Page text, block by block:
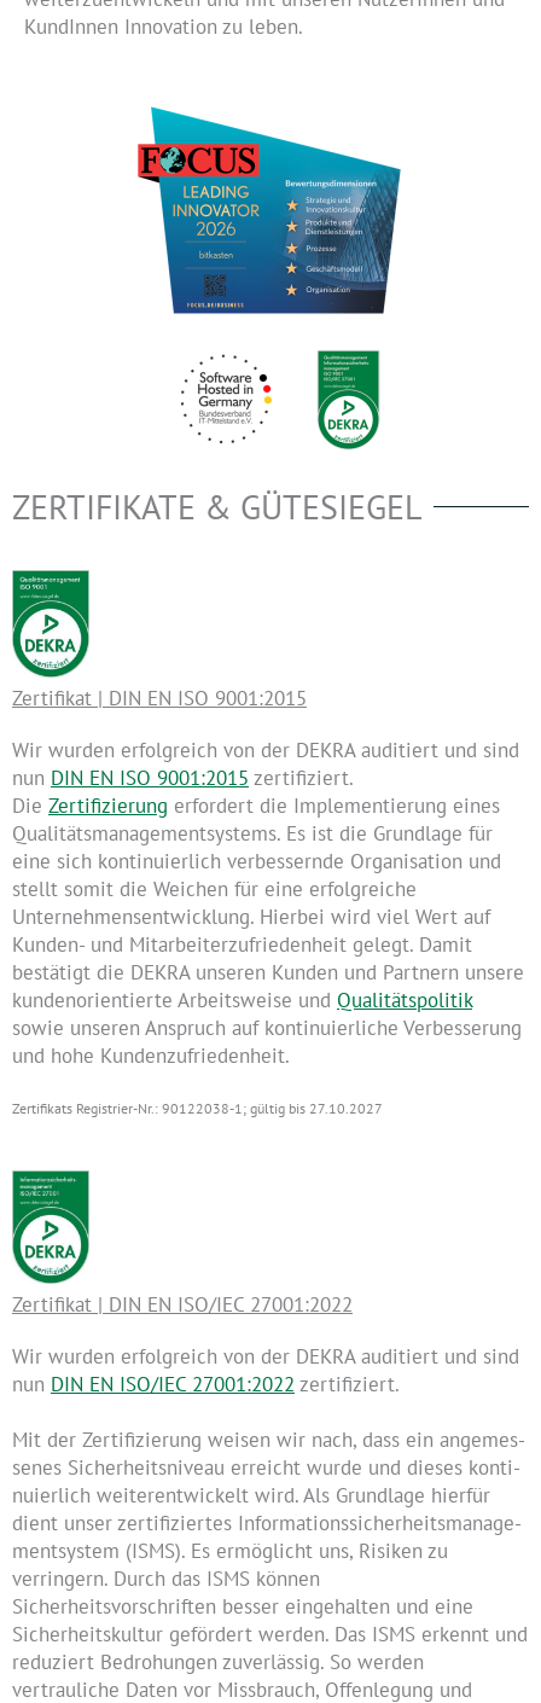
KundInnen Innovation zu leben.
ZERTIFIKATE & GÜTESIEGEL
Zertifikat | DIN EN ISO 9001:2015
Wir wurden erfolgreich von der DEKRA auditiert und sind
nun DIN EN ISO 9001:2015 zertifiziert.
Die Zertifizierung erfordert die Implementierung eines
Qualitätsmanagementsystems. Es ist die Grundlage für
eine sich kontinuierlich verbessernde Organisation und
stellt somit die Weichen für eine erfolgreiche
Unternehmensentwicklung. Hierbei wird viel Wert auf
Kunden- und Mitarbeiterzufriedenheit gelegt. Damit
bestätigt die DEKRA unseren Kunden und Partnern unsere
kundenorientierte Arbeitsweise und Qualitätspolitik
sowie unseren Anspruch auf kontinuierliche Verbesserung
und hohe Kundenzufriedenheit.
Zertifikats Registrier-Nr.: 90122038-1; gültig bis 27.10.2027
Zertifikat | DIN EN ISO/IEC 27001:2022
Wir wurden erfolgreich von der DEKRA auditiert und sind
nun DIN EN ISO/IEC 27001:2022 zertifiziert.
Mit der Zertifizierung weisen wir nach, dass ein an­ge­mes­
se­nes Si­cher­heits­ni­veau er­reicht wurde und die­ses kon­ti­
nu­ier­lich wei­ter­ent­wi­ckelt wird. Als Grundlage hierfür
dient unser zertifiziertes In­for­ma­ti­ons­si­cher­heits­ma­nage­
mentsystem (ISMS). Es ermöglicht uns, Risiken zu
verringern. Durch das ISMS können
Sicherheitsvorschriften besser eingehalten und eine
Sicherheitskultur gefördert werden. Das ISMS erkennt und
reduziert Bedrohungen zuverlässig. So werden
vertrauliche Daten vor Missbrauch, Offenlegung und